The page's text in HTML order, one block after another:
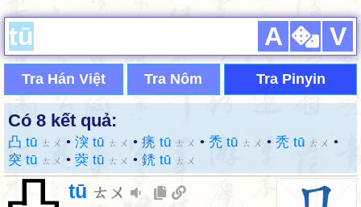
A V
Tra Hán Việt Tra Nôm Tra Pinyin
Có 8 kết quả:
凸 tū ㄊㄨ • 湥 tū ㄊㄨ • 痜 tū ㄊㄨ • 禿 tū ㄊㄨ • 秃 tū ㄊㄨ •
突 tū ㄊㄨ • 葖 tū ㄊㄨ • 鋵 tū ㄊㄨ
tū ㄊㄨ